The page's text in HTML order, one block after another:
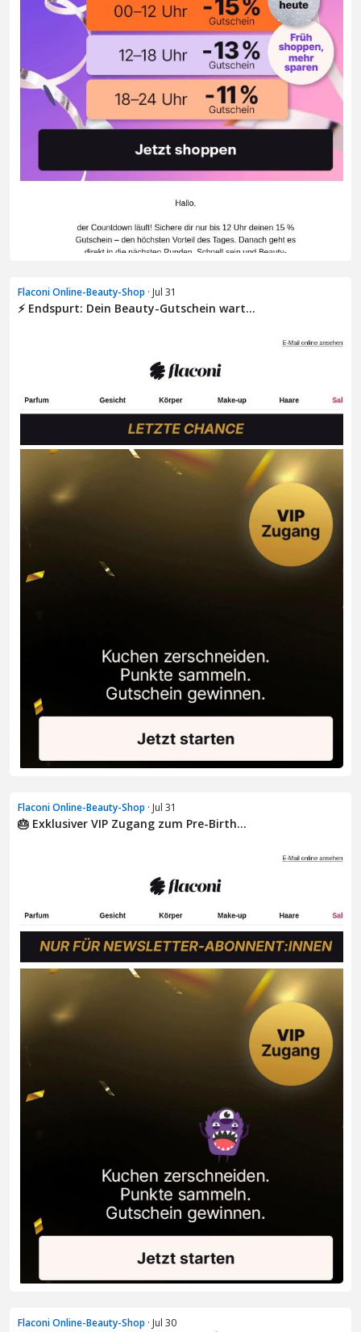
Flaconi Online-Beauty-Shop · Jul 31
⚡ Endspurt: Dein Beauty-Gutschein wart...
Flaconi Online-Beauty-Shop · Jul 31
🎂 Exklusiver VIP Zugang zum Pre-Birth...
Flaconi Online-Beauty-Shop · Jul 30